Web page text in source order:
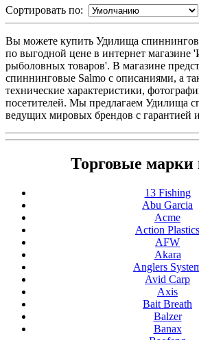
Сортировать по:
Вы можете купить Удилища
по выгодной цене в интернет магазине
рыболовных товаров'. В магазине
спиннинговые Salmo с описаниями, а
технические характеристики,
посетителей. Мы предлагаем Удилища
ведущих мировых брендов с гарантией
Торговые марки
13 Fishing
Abu Garcia
Acme
Action Plastics
AFW
Akara
Anglers
Avid Carp
Axis
Bait Breath
Balzer
Banax